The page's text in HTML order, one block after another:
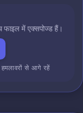
फाइल में एक्सपोज्ड हैं।
हमलावरों से आगे रहें